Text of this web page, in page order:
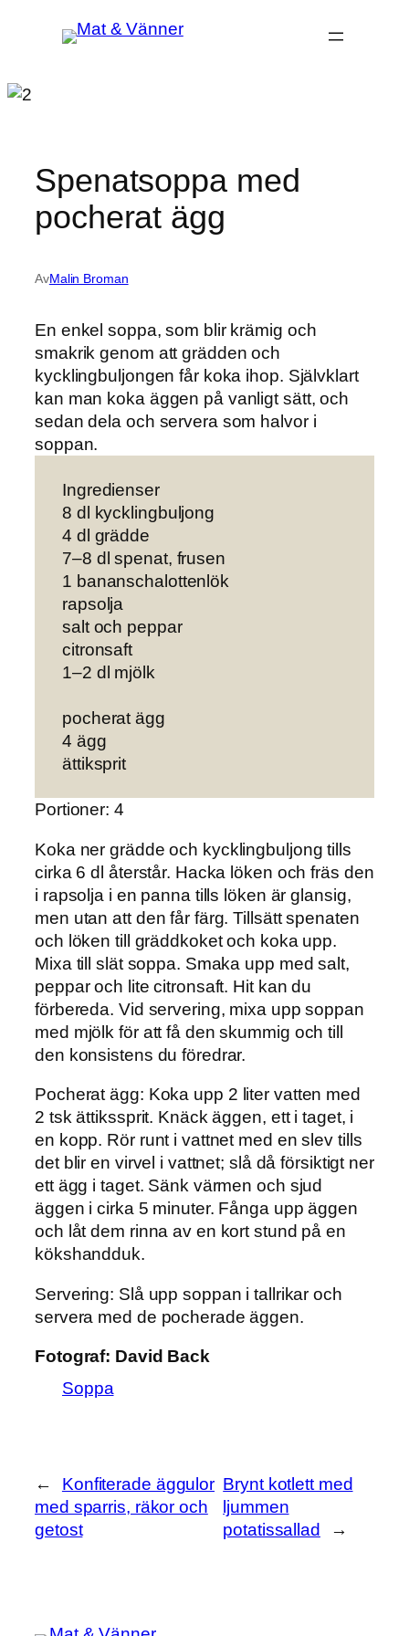
Spenatsoppa med
pocherat ägg
AvMalin Broman
En enkel soppa, som blir krämig och
smakrik genom att grädden och
kycklingbuljongen får koka ihop. Självklart
kan man koka äggen på vanligt sätt, och
sedan dela och servera som halvor i
soppan.
Ingredienser
8 dl kycklingbuljong
4 dl grädde
7–8 dl spenat, frusen
1 bananschalottenlök
rapsolja
salt och peppar
citronsaft
1–2 dl mjölk
pocherat ägg
4 ägg
ättiksprit
Portioner: 4
Koka ner grädde och kycklingbuljong tills
cirka 6 dl återstår. Hacka löken och fräs den
i rapsolja i en panna tills löken är glansig,
men utan att den får färg. Tillsätt spenaten
och löken till gräddkoket och koka upp.
Mixa till slät soppa. Smaka upp med salt,
peppar och lite citronsaft. Hit kan du
förbereda. Vid servering, mixa upp soppan
med mjölk för att få den skummig och till
den konsistens du föredrar.
Pocherat ägg: Koka upp 2 liter vatten med
2 tsk ättikssprit. Knäck äggen, ett i taget, i
en kopp. Rör runt i vattnet med en slev tills
det blir en virvel i vattnet; slå då försiktigt ner
ett ägg i taget. Sänk värmen och sjud
äggen i cirka 5 minuter. Fånga upp äggen
och låt dem rinna av en kort stund på en
kökshandduk.
Servering: Slå upp soppan i tallrikar och
servera med de pocherade äggen.
Fotograf: David Back
Soppa
←
Konfiterade äggulor
med sparris, räkor och
getost
Brynt kotlett med
ljummen
potatissallad
→